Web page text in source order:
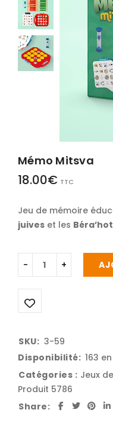
Mémo Mitsva
18.00€ TTC
Jeu de mémoire
juives et les Béra’hot
SKU: 3-59
Disponibilité: 163
Catégories : Jeux
Produit 5786
Share: